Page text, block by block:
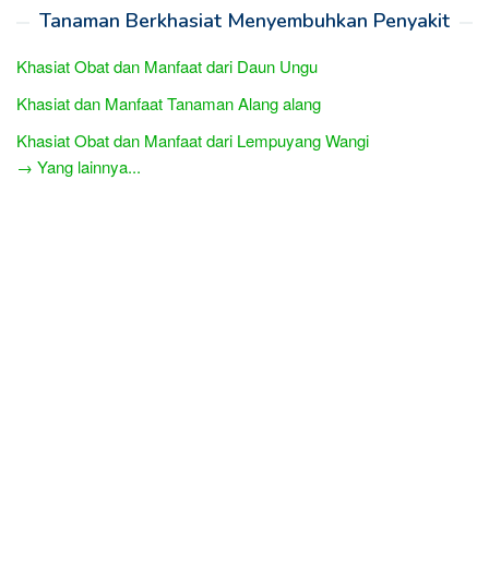
Tanaman Berkhasiat Menyembuhkan Penyakit
Khasiat Obat dan Manfaat dari Daun Ungu
Khasiat dan Manfaat Tanaman Alang alang
Khasiat Obat dan Manfaat dari Lempuyang Wangi
→ Yang lainnya...